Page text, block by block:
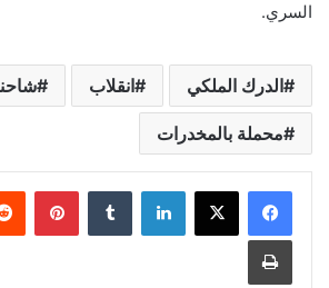
السري.
الدرك الملكي انقلاب
محملة بالمخدرات
لينكدإن
طباعة